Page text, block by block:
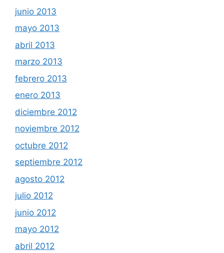
junio 2013
mayo 2013
abril 2013
marzo 2013
febrero 2013
enero 2013
diciembre 2012
noviembre 2012
octubre 2012
septiembre 2012
agosto 2012
julio 2012
junio 2012
mayo 2012
abril 2012